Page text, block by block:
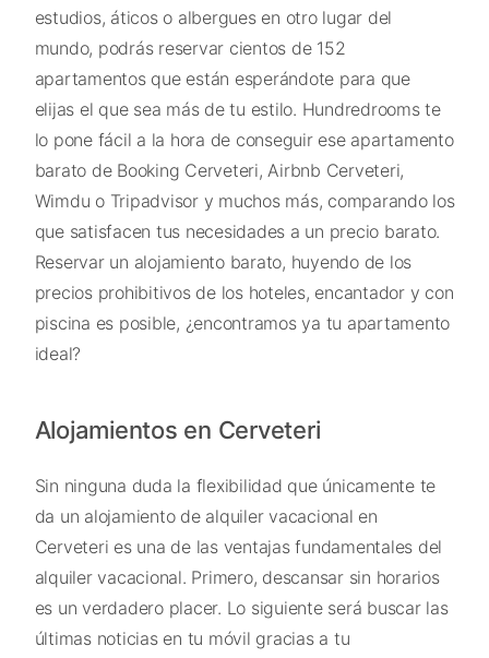
estudios, áticos o albergues en otro lugar del
mundo, podrás reservar cientos de 152
apartamentos que están esperándote para que
elijas el que sea más de tu estilo. Hundredrooms te
lo pone fácil a la hora de conseguir ese apartamento
barato de Booking Cerveteri, Airbnb Cerveteri,
Wimdu o Tripadvisor y muchos más, comparando los
que satisfacen tus necesidades a un precio barato.
Reservar un alojamiento barato, huyendo de los
precios prohibitivos de los hoteles, encantador y con
piscina es posible, ¿encontramos ya tu apartamento
ideal?
Alojamientos en Cerveteri
Sin ninguna duda la flexibilidad que únicamente te
da un alojamiento de alquiler vacacional en
Cerveteri es una de las ventajas fundamentales del
alquiler vacacional. Primero, descansar sin horarios
es un verdadero placer. Lo siguiente será buscar las
últimas noticias en tu móvil gracias a tu